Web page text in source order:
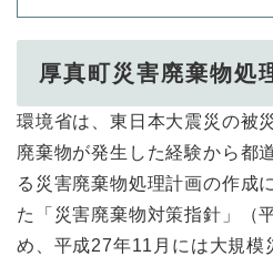
厚真町災害廃棄物処
環境省は、東日本大震災の被
廃棄物が発生した経験から都
る災害廃棄物処理計画の作成
た「災害廃棄物対策指針」（
め、平成27年11月には大規模